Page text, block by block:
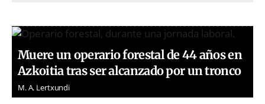
Muere un operario forestal de 44 años en
Azkoitia tras ser alcanzado por un tronco
M. A. Lertxundi